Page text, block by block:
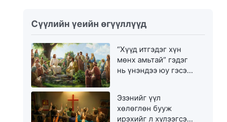
Сүүлийн үеийн өгүүллүүд
“Хүүд итгэдэг хүн
мөнх амьтай” гэдэг
нь үнэндээ юу гэсэн
Эзэнийг үүл
хөлөглөн бууж
ирэхийг л хүлээгсэд